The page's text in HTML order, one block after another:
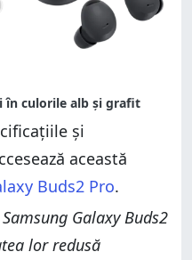
și
această
Buds2 Pro.
Galaxy Buds2
lor redusă